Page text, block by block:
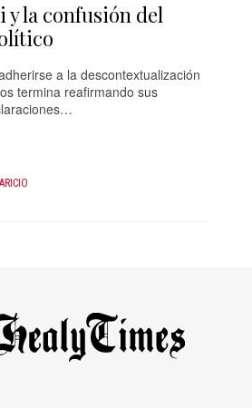
y la confusión del
a la descontextualización
termina reafirmando sus